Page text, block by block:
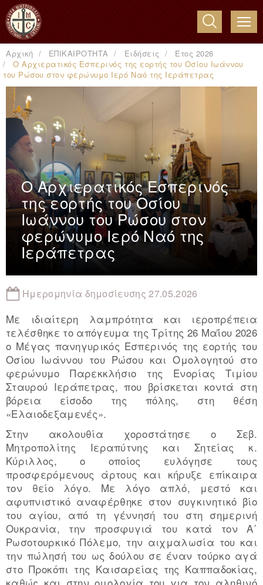
Αρχική ΕΠΙΚΑΙΡΟΤΗΤΑ Ειδήσεις
Έτος 2026
Ο Αρχιερατικός Εσπερινός της εορτής του Οσίου Ιωάννου
του Ρώσου στον φερώνυμο Ιερό Ναό της Ιεράπετρας
Ο Αρχιερατικός Εσπερινός
της εορτής του Οσίου
Ιωάννου του Ρώσου στον
φερώνυμο Ιερό Ναό της
Ιεράπετρας
Ημερομηνία δημοσίευσης 27.05.2026
Με ιδιαίτερη λαμπρότητα και ιεροπρέπεια
τελέσθηκε το απόγευμα της Τρίτης 26 Μαΐου 2026
ο Μέγας πανηγυρικός Εσπερινός της εορτής του
Οσίου Ιωάννου του Ρώσου και Ομολογητού στο
φερώνυμο Παρεκκλήσιο της Ενορίας Τιμίου
Σταυρού Ιεράπετρας, που βρίσκεται κοντά στη
βόρεια είσοδο της πόλης, στη θέση
«Ελαιοδεξαμενές».
Στην ακολουθία χοροστάτησε ο Σεβ.
Μητροπολίτης Ιεραπύτνης και Σητείας κ.
Κύριλλος, ο οποίος ευλόγησε τους
προσφερόμενους άρτους και κήρυξε επίκαιρα
τον θείο λόγο. Με λόγο απλό, μεστό και
αφυπνιστικό αναφέρθηκε στον συγκινητικό βίο
του αγίου, από τη γέννησή του στη σημερινή
Ουκρανία, την προσφυγιά του κατά τον Α΄
Ρωσοτουρκικό Πόλεμο, την αιχμαλωσία του και
την πώλησή του ως δούλου σε έναν τούρκο αγά
στο Προκόπι της Καισαρείας της Καππαδοκίας,